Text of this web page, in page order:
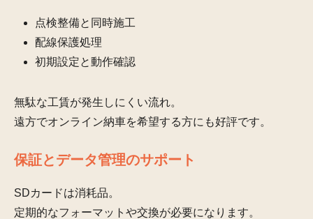
点検整備と同時施工
配線保護処理
初期設定と動作確認
無駄な工賃が発生しにくい流れ。
遠方でオンライン納車を希望する方にも好評です。
保証とデータ管理のサポート
SDカードは消耗品。
定期的なフォーマットや交換が必要になります。